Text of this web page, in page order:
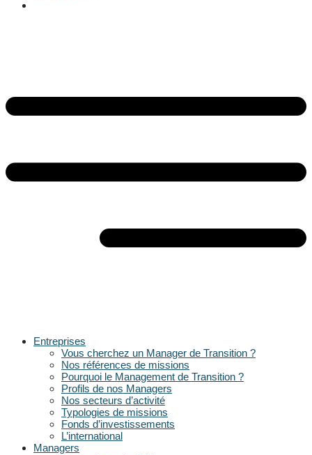
Entreprises
Vous cherchez un Manager de Transition ?
Nos références de missions
Pourquoi le Management de Transition ?
Profils de nos Managers
Nos secteurs d’activité
Typologies de missions
Fonds d’investissements
L’international
Managers